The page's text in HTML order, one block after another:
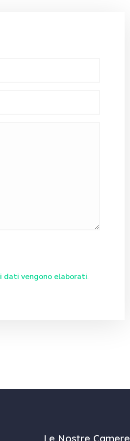
dati vengono elaborati.
Le Nostre Camere